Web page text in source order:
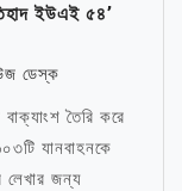
ইউএই ৫৪’
ডেস্ক
তৈরি করে
যানবাহনকে
লেখার জন্য